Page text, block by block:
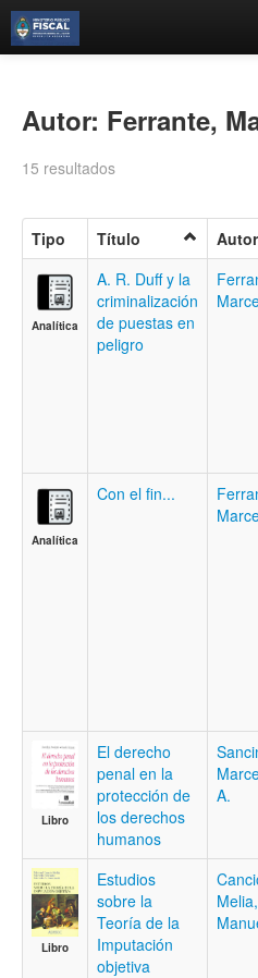
Búsqueda Avanzada
Contacto
Iniciar sesión
Autor: Ferrante,
15 resultados
Tipo Título Autor
Analítica
A. R. Duff y la
criminalización
de puestas en
peligro
Analítica
Con el fin...
Libro
El derecho
penal en la
protección de
los derechos
humanos
A.
Libro
Estudios
sobre la
Teoría de la
Imputación
objetiva
Melia,